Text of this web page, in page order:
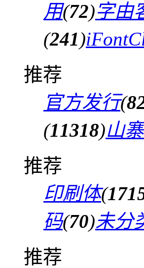
用(72)字由
(241)
推荐
官方发行(
(11318)山
推荐
印刷体(
码(70)未分
推荐